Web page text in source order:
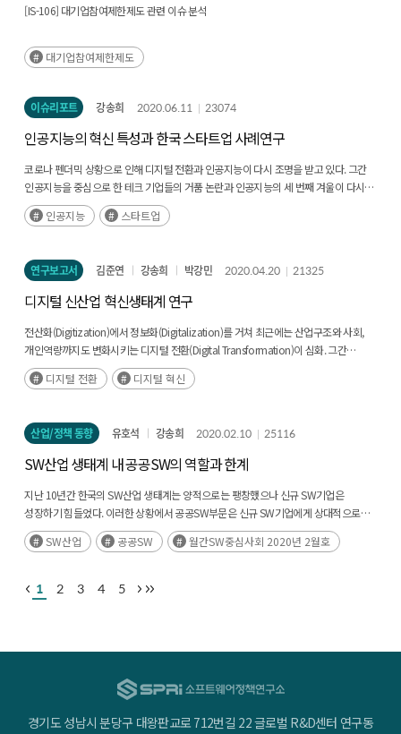
SW 정책 수립에 있어 중요한 자료로 판단된다. 따라서, 오픈소스 전문기업에 대한 현황
기대효과 SW 생태계에서 오픈소스 영향력이 지속적으로 증가하고 있으며 또한
일차적으로 SW 기업 육성을 위한 하나의 방안으로 오픈소스 전문기업 육성을
제안하면서 국내 오픈소스 전문기업이 많이 등장하고 성장할 수 있는 토대가 마련되길
기대한다. 만약 오픈소스 전문기업들이 많이 등장하고 성장한다면 국내 SW 생태계의
핵심인 중소SW기업들의 경쟁력 상승과 국가 SW 경쟁력도 더욱 강화될 것으로
생각된다. 이들 기업들은 글로벌 오픈소스 생태계를 근간으로 기술 개발과 SW
사업화가 이루어지기 때문에 오픈소스 기반 기술 경쟁력으로 국내외 시장에서
영향력을 키울 수 있을 것으로 생각된다. 이는 곧 고부가가치 산업인 국내 SW산업
성장과 국가 디지털 경쟁력 강화의 초석이 될 것이며, 기업 성장과 함께 고용 증대
[IS-106] 대기업참여제한제도 관련 이슈 분석
대기업참여제한제도
이슈리포트 강송희 2020.06.11 23074
인공지능의 혁신 특성과 한국 스타트업 사례연구
코로나 펜더믹 상황으로 인해 디지털 전환과 인공지능이 다시 조명을 받고 있다. 그간
인공지능을 중심으로 한 테크 기업들의 거품 논란과 인공지능의 세 번째 겨울이 다시
도래한다는 비관적 견해도 일부 존재해 왔다. 하지만 머신러닝을 중심으로 한
인공지능의 사업적 가치가 이미 현실화되기 시작했다. 제한적인 응용 분야에서 작은
인공지능 스타트업
연구보고서 김준연 강송희 박강민 2020.04.20 21325
디지털 신산업 혁신생태계 연구
전산화(Digitization)에서 정보화(Digitalization)를 거쳐 최근에는 산업구조와 사회,
개인역량까지도 변화시키는 디지털 전환(Digital Transformation)이 심화. 그간
전산화, 정보화는 산업의 구조를 변화시켰지만, 디지털 전환으로 사회 전반이 변화를
겪으면서(후략)
디지털 전환 디지털 혁신
산업/정책 동향 유호석 강송희 2020.02.10 25116
SW산업 생태계 내 공공SW의 역할과 한계
지난 10년간 한국의 SW산업 생태계는 양적으로는 팽창했으나 신규 SW기업은
성장하기 힘들었다. 이러한 상황에서 공공SW부문은 신규 SW기업에게 상대적으로
안정적인 시장을 제공해왔다. 그러나 공공 SW시장은(후략)
SW산업 공공SW 월간SW중심사회 2020년 2월호
1 2 3 4 5
경기도 성남시 분당구 대왕판교로 712번길 22 글로벌 R&D센터 연구동